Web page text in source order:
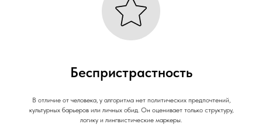
Беспристрастность
В отличие от человека, у алгоритма нет политических предпочтений,
культурных барьеров или личных обид. Он оценивает только структуру,
логику и лингвистические маркеры.